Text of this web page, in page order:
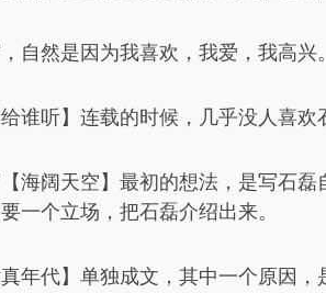
自然是因为我喜欢，我爱，我高兴。
给谁听】连载的时候，几乎没人喜
海阔天空】最初的想法，是写石
一个立场，把石磊介绍出来。
真年代】单独成文，其中一个原因